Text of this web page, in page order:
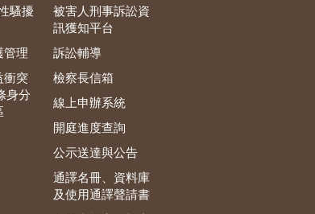
騷擾
管理
衝突
身分
被害人刑事訴訟資
訊獲知平台
訴訟輔導
檢察長信箱
線上申辦系統
開庭進度查詢
公示送達與公告
通譯名冊、資料庫
及使用通譯聲請書